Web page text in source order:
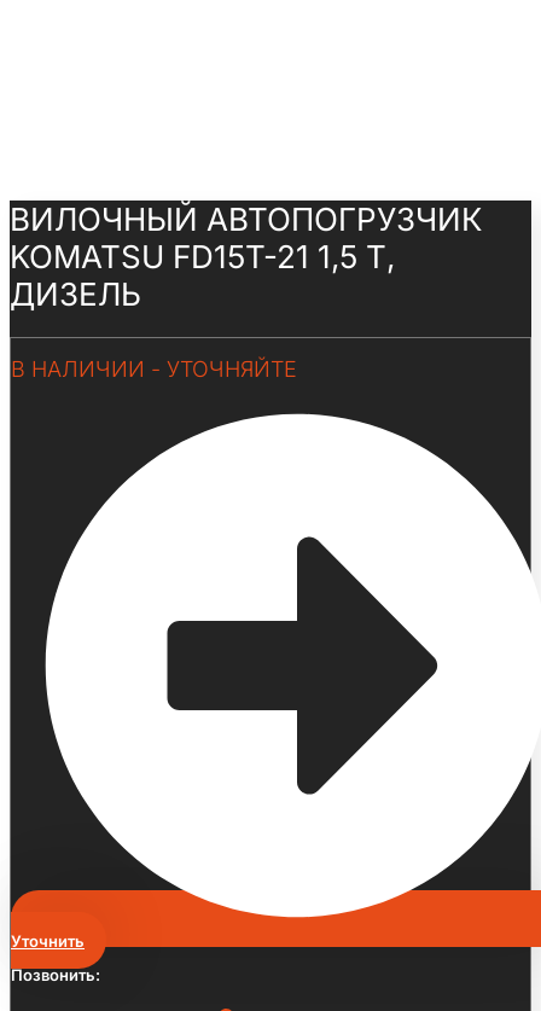
ВИЛОЧНЫЙ АВТОПОГРУЗЧИК
KOMATSU FD15T-21 1,5 Т,
ДИЗЕЛЬ
В НАЛИЧИИ - УТОЧНЯЙТЕ
Уточнить
Позвонить: